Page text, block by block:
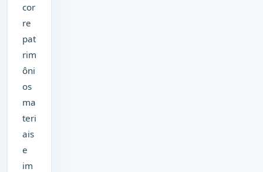
cor
re
pat
rim
ôni
os
ma
teri
ais
e
im